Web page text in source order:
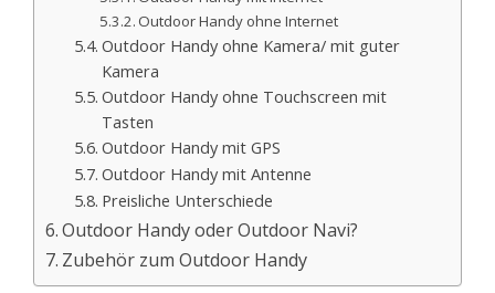
Outdoor Handy ohne Internet
Outdoor Handy ohne Kamera/ mit guter
Kamera
Outdoor Handy ohne Touchscreen mit
Tasten
Outdoor Handy mit GPS
Outdoor Handy mit Antenne
Preisliche Unterschiede
Outdoor Handy oder Outdoor Navi?
Zubehör zum Outdoor Handy